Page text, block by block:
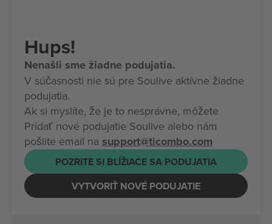
Hups!
Nenašli sme žiadne podujatia.
V súčasnosti nie sú pre Soulive aktívne žiadne
podujatia.
Ak si myslíte, že je to nesprávne, môžete
Pridať nové podujatie Soulive alebo nám
pošlite email na support@ticombo.com
POZRITE SI BLÍŽIACE SA PODUJATIA
VYTVORIŤ NOVÉ PODUJATIE